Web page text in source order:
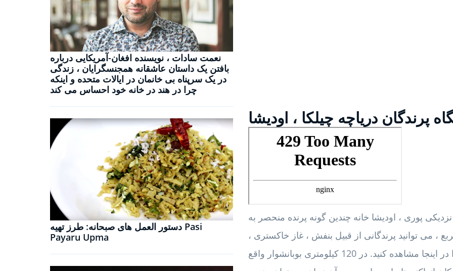
نعمت سادات ، نویسنده افغان-آمریکایی درباره
بافتن یک داستان عاشقانه همجنسگرایان ، زندگی
در یک سرپناه بی خانمان در ایالات متحده و اینکه
چرا در هند در خانه خود احساس می کند
دستور العمل های صبحانه: طرز تهیه Pasi
Payaru Upma
پرندگان دریاچه چیلکا ، اودیشا
نزدیکی پوری ، اودیشا خانه چندین گونه پرنده منحصر به
بیش از 1100 کیلومتر مربع ، می توانید پرندگانی از قبیل بنفش ، غاز خاکستری ،
ژاکانا ، عقاب دریایی شکم سفید و فلامینگوها را در اینجا مشاهده کنید. در 120 کیلومتری بوبانشوار واقع